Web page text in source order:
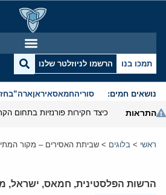
תמכו בנו הרשמו לניוזלטר שלנו
נושאים חמים: סוריהחמאסאיראןארה”ב
התראות
ראשי > בלוגים > שביתת האסירים – מקור
הרשות הפלסטינית, חמאס, ישראל,